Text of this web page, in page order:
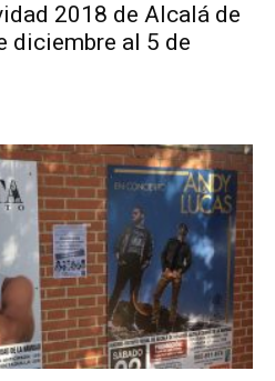
2018 de Alcalá de
diciembre al 5 de